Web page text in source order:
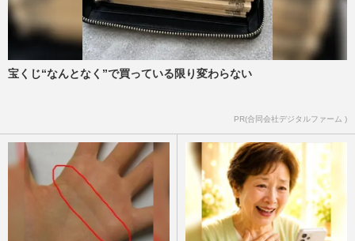
宝くじ“なんとなく”で買っている限り変わらない
PR(合同会社デジタルファーム )